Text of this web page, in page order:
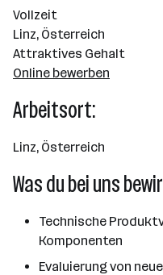
Vollzeit
Linz, Österreich
Attraktives Gehalt
Online bewerben
Arbeitsort:
Linz, Österreich
Was du bei uns
Technische
Komponenten
Evaluierung von